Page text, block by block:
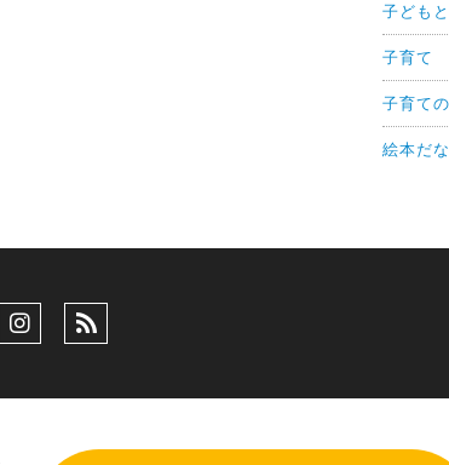
子ども
子育て
子育て
絵本だな